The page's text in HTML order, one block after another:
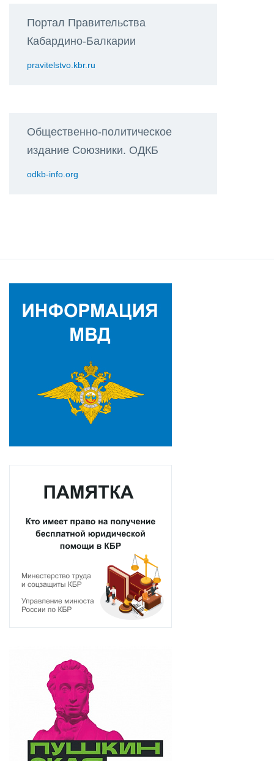
Портал Правительства
Кабардино-Балкарии
pravitelstvo.kbr.ru
Общественно-политическое
издание Союзники. ОДКБ
odkb-info.org